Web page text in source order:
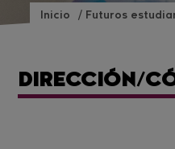
Inicio Futuros
DIRECCIÓN/